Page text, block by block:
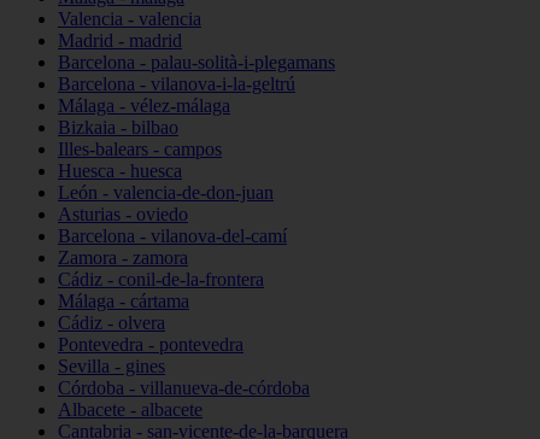
Valencia - valencia
Madrid - madrid
Barcelona - palau-solità-i-plegamans
Barcelona - vilanova-i-la-geltrú
Málaga - vélez-málaga
Bizkaia - bilbao
Illes-balears - campos
Huesca - huesca
León - valencia-de-don-juan
Asturias - oviedo
Barcelona - vilanova-del-camí
Zamora - zamora
Cádiz - conil-de-la-frontera
Málaga - cártama
Cádiz - olvera
Pontevedra - pontevedra
Sevilla - gines
Córdoba - villanueva-de-córdoba
Albacete - albacete
Cantabria - san-vicente-de-la-barquera